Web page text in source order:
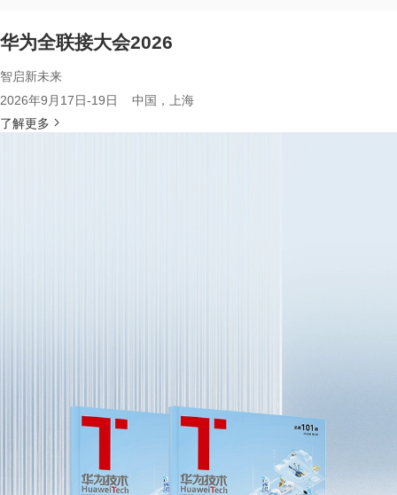
华为全联接大会2026
智启新未来
2026年9月17日-19日 中国，上海
了解更多